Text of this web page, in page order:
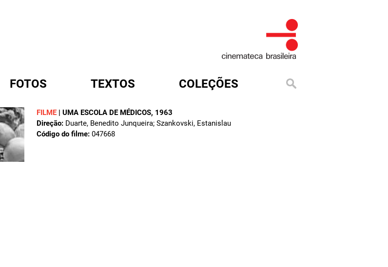
FOTOS TEXTOS COLEÇÕES
FILME | UMA ESCOLA DE MÉDICOS, 1963
Direção: Duarte, Benedito Junqueira; Szankovski, Estanislau
Código do filme: 047668